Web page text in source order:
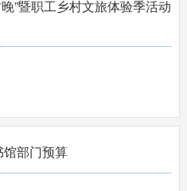
”暨职工乡村文旅体验季活动
部门预算